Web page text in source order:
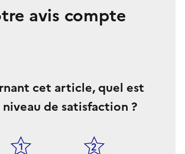
avis compte
cet article, quel est
de satisfaction ?